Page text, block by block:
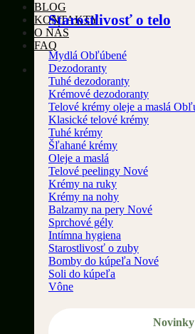
BLOG
KONTAKTY
O NÁS
FAQ
Starostlivosť o telo
Mydlá
Dezodoranty
Tuhé dezodoranty
Krémové dezodoranty
Telové krémy oleje a maslá
Klasické telové krémy
Tuhé krémy
Šľahané krémy
Oleje a maslá
Telové peelingy
Krémy na ruky
Krémy na nohy
Balzamy na pery
Sprchové gély
Intímna hygiena
Starostlivosť o zuby
Bomby do kúpeľa
Soli do kúpeľa
Vône
Novinky